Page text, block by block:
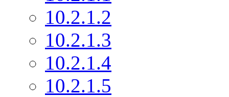
10.2.1.2
10.2.1.3
10.2.1.4
10.2.1.5